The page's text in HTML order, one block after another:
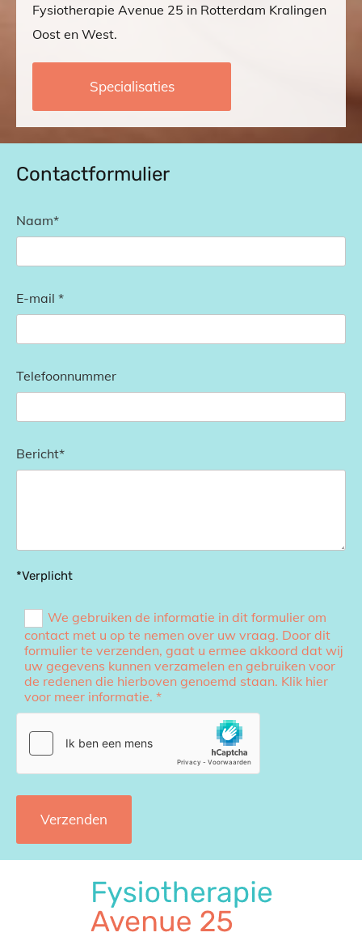
Fysiotherapie Avenue 25 in Rotterdam Kralingen
Oost en West.
Specialisaties
Contactformulier
Naam*
E-mail *
Telefoonnummer
Bericht*
*Verplicht
We gebruiken de informatie in dit formulier om
contact met u op te nemen over uw vraag. Door dit
formulier te verzenden, gaat u ermee akkoord dat wij
uw gegevens kunnen verzamelen en gebruiken voor
de redenen die hierboven genoemd staan. Klik hier
voor meer informatie. *